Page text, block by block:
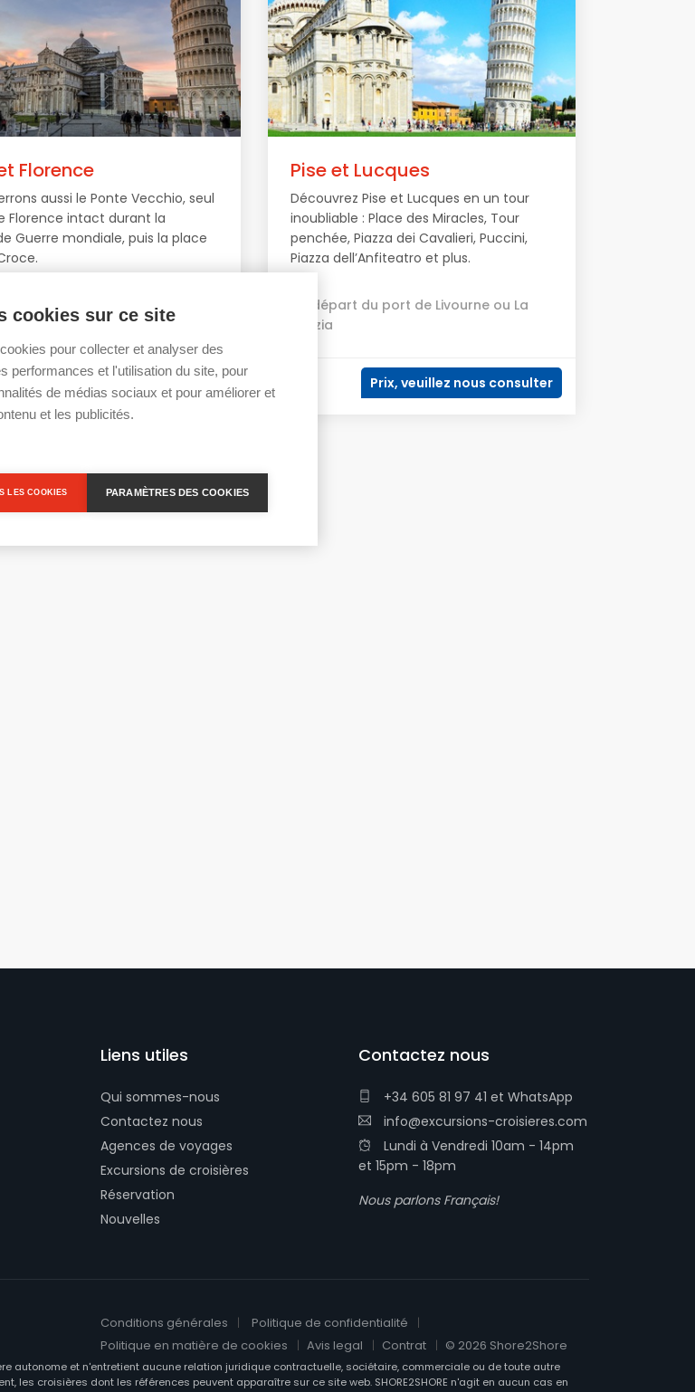
Florence
aussi le Ponte Vecchio, seul
Florence intact durant la
Guerre mondiale, puis la place
du port de Livourne ou La
Prix, veuillez nous consulter
Pise et Lucques
Découvrez Pise et Lucques en un tour
inoubliable : Place des Miracles, Tour
penchée, Piazza dei Cavalieri, Puccini,
Piazza dell’Anfiteatro et plus.
Au départ du port de Livourne ou La
Spezia
Prix, veuillez nous consulter
Liens utiles
Qui sommes-nous
Contactez nous
Agences de voyages
Excursions de croisières
Réservation
Nouvelles
Contactez nous
+34 605 81 97 41 et WhatsApp
info@excursions-croisieres.com
Lundi à Vendredi 10am - 14pm
et 15pm - 18pm
Nous parlons Français!
Conditions générales
Politique de confidentialité
Politique en matière de cookies
Avis legal Contrat © 2026 Shore2Shore
autonome et n'entretient aucune relation juridique contractuelle, sociétaire, commerciale ou de toute autre
croisières dont les références peuvent apparaître sur ce site web. SHORE2SHORE n'agit en aucun cas en
cookies sur ce site
pour collecter et analyser des
performances et l'utilisation du site, pour
de médias sociaux et pour améliorer et
et les publicités.
LES COOKIES PARAMÈTRES DES COOKIES